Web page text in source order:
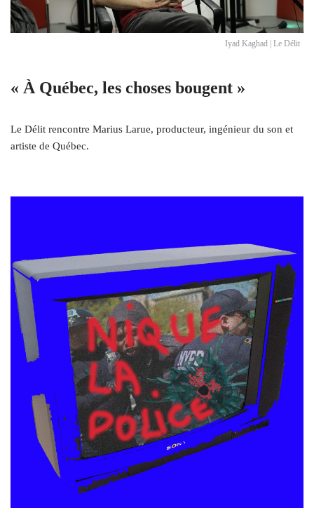
Iyad Kaghad | Le Délit
« À Québec, les choses bougent »
Le Délit rencontre Marius Larue, producteur, ingénieur du son et
artiste de Québec.